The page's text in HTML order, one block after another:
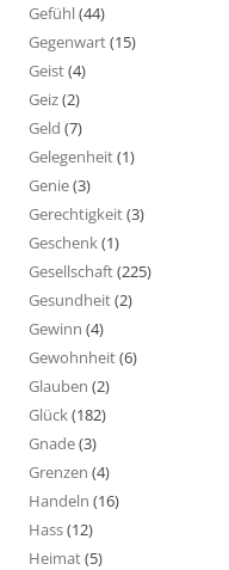
Gefühl(44)
Gegenwart(15)
Geist(4)
Geiz(2)
Geld (7)
Gelegenheit(1)
Genie(3)
Gerechtigkeit(3)
Geschenk(1)
Gesellschaft(225)
Gesundheit(2)
Gewinn (4)
Gewohnheit(6)
Glauben (2)
Glück(182)
Gnade(3)
Grenzen (4)
Handeln (16)
Hass(12)
Heimat(5)